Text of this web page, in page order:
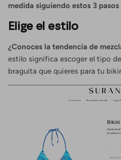
medida siguiendo estos 3 pasos
Elige el estilo
¿Conoces la tendencia de
estilo significa escoger el tipo
braguita que quieres para tu